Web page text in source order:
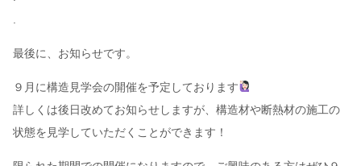
最後に、お知らせです。
９月に構造見学会の開催を予定しております
詳しくは後日改めてお知らせしますが、構造材や断熱材の施工の
状態を見学していただくことができます！